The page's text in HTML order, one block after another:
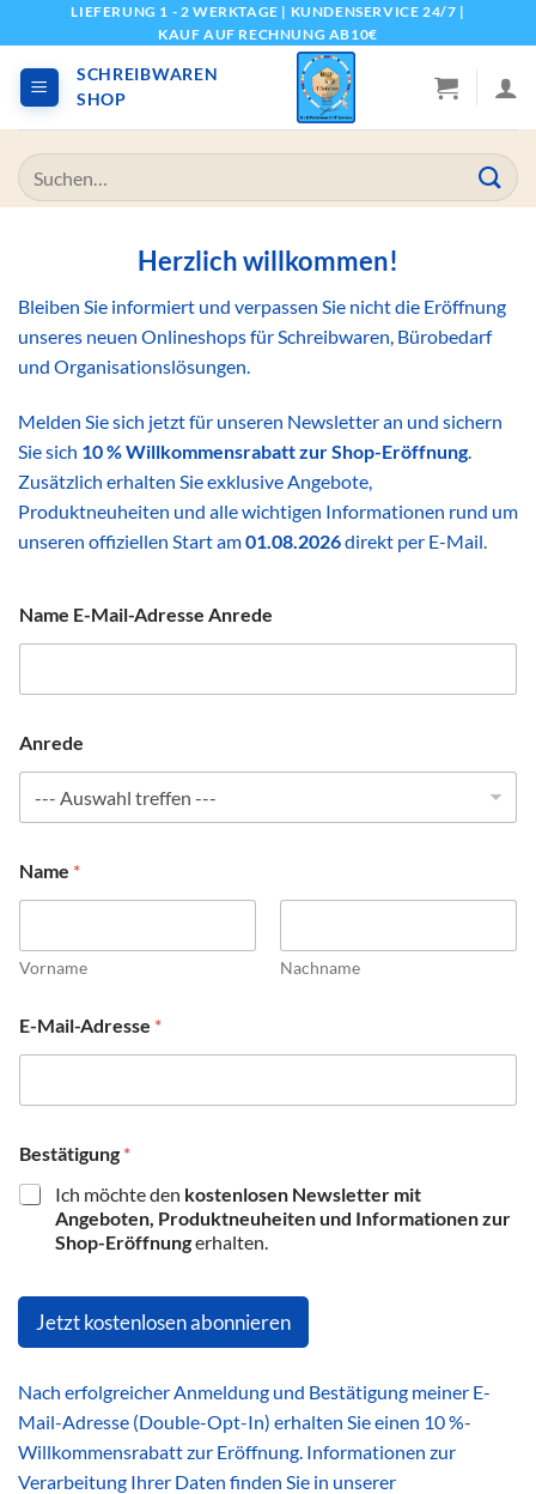
Inhalt
springen
LIEFERUNG 1 - 2 WERKTAGE | KUNDENSERVICE 24/7 |
KAUF AUF RECHNUNG AB10€
SCHREIBWAREN
SHOP
Suchen
nach:
Herzlich willkommen!
Bleiben Sie informiert und verpassen Sie nicht die Eröffnung
unseres neuen Onlineshops für Schreibwaren, Bürobedarf
und Organisationslösungen.
Melden Sie sich jetzt für unseren Newsletter an und sichern
Sie sich 10 % Willkommensrabatt zur Shop-Eröffnung.
Zusätzlich erhalten Sie exklusive Angebote,
Produktneuheiten und alle wichtigen Informationen rund um
unseren offiziellen Start am01.08.2026direkt per E-Mail.
Name E-Mail-Adresse Anrede
Anrede
Name *
Vorname Nachname
E-Mail-Adresse *
Bestätigung *
Ich möchte den kostenlosen Newsletter mit
Angeboten, Produktneuheiten und Informationen zur
Shop-Eröffnungerhalten.
Jetzt kostenlosen abonnieren
Nach erfolgreicher Anmeldung und Bestätigung meiner E-
Mail-Adresse (Double-Opt-In) erhalten Sie einen 10 %-
Willkommensrabatt zur Eröffnung. Informationen zur
Verarbeitung Ihrer Daten finden Sie in unserer